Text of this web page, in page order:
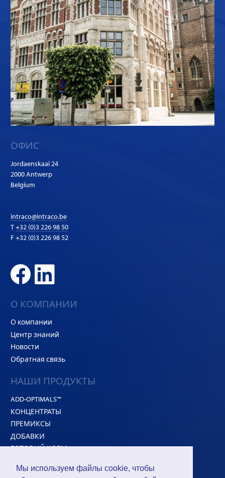
Мы используем файлы cookie, чтобы
ОФИС
Jordaenskaai 24
2000 Antwerp
Belgium
intraco@intraco.be
T+32 (0)3 226 98 50
F +32 (0)3 226 98 52
О КОМПАНИИ
О компании
Центр знаний
Новости
Обратная связь
НАШИ ПРОДУКТЫ
ADD-OPTIMALS™
КОНЦЕНТРАТЫ
ПРЕМИКСЫ
ДОБАВКИ
ГОТОВЫЙ КОРМ
HI-CONCEPT™